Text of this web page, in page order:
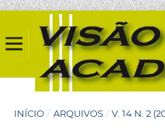
INÍCIO / ARQUIVOS / V. 14 N. 2